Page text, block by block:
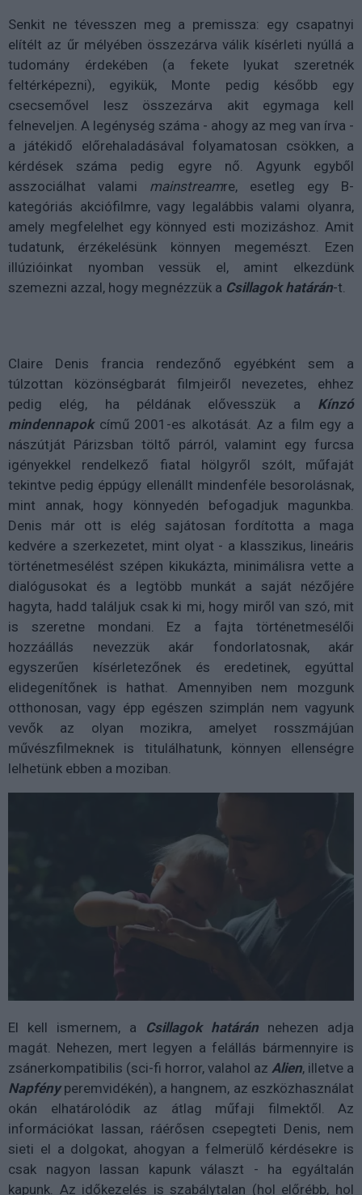
Senkit ne tévesszen meg a premissza: egy csapatnyi
elítélt az űr mélyében összezárva válik kísérleti nyúllá a
tudomány érdekében (a fekete lyukat szeretnék
feltérképezni), egyikük, Monte pedig később egy
csecsemővel lesz összezárva akit egymaga kell
felneveljen. A legénység száma - ahogy az meg van írva -
a játékidő előrehaladásával folyamatosan csökken, a
kérdések száma pedig egyre nő. Agyunk egyből
asszociálhat valami mainstreamre, esetleg egy B-
kategóriás akciófilmre, vagy legalábbis valami olyanra,
amely megfelelhet egy könnyed esti mozizáshoz. Amit
tudatunk, érzékelésünk könnyen megemészt. Ezen
illúzióinkat nyomban vessük el, amint elkezdünk
szemezni azzal, hogy megnézzük a Csillagok határán-t.
Claire Denis francia rendezőnő egyébként sem a
túlzottan közönségbarát filmjeiről nevezetes, ehhez
pedig elég, ha példának elővesszük a Kínzó
mindennapokcímű 2001-es alkotását. Az a film egy a
nászútját Párizsban töltő párról, valamint egy furcsa
igényekkel rendelkező fiatal hölgyről szólt, műfaját
tekintve pedig éppúgy ellenállt mindenféle besorolásnak,
mint annak, hogy könnyedén befogadjuk magunkba.
Denis már ott is elég sajátosan fordította a maga
kedvére a szerkezetet, mint olyat - a klasszikus, lineáris
történetmesélést szépen kikukázta, minimálisra vette a
dialógusokat és a legtöbb munkát a saját nézőjére
hagyta, hadd találjuk csak ki mi, hogy miről van szó, mit
is szeretne mondani. Ez a fajta történetmesélői
hozzáállás nevezzük akár fondorlatosnak, akár
egyszerűen kísérletezőnek és eredetinek, egyúttal
elidegenítőnek is hathat. Amennyiben nem mozgunk
otthonosan, vagy épp egészen szimplán nem vagyunk
vevők az olyan mozikra, amelyet rosszmájúan
művészfilmeknek is titulálhatunk, könnyen ellenségre
lelhetünk ebben a moziban.
El kell ismernem, a Csillagok határán nehezen adja
magát. Nehezen, mert legyen a felállás bármennyire is
zsánerkompatibilis (sci-fi horror, valahol az Alien, illetve a
Napfény peremvidékén), a hangnem, az eszközhasználat
okán elhatárolódik az átlag műfaji filmektől. Az
információkat lassan, ráérősen csepegteti Denis, nem
sieti el a dolgokat, ahogyan a felmerülő kérdésekre is
csak nagyon lassan kapunk választ - ha egyáltalán
kapunk. Az időkezelés is szabálytalan (hol előrébb, hol